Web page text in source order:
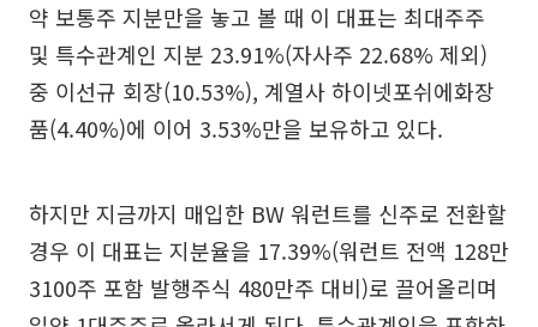
약 보통주 지분만을 놓고 볼 때 이 대표는 최대주주
및 특수관계인 지분 23.91%(자사주 22.68% 제외)
중 이선규 회장(10.53%), 계열사 하이넷포쉬에화장
품(4.40%)에 이어 3.53%만을 보유하고 있다.
하지만 지금까지 매입한 BW 워런트를 신주로 전환할
경우 이 대표는 지분율을 17.39%(워런트 전액 128만
3100주 포함 발행주식 480만주 대비)로 끌어올리며